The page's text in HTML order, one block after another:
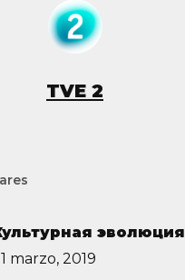
TVE 2
эволюция
marzo, 2019